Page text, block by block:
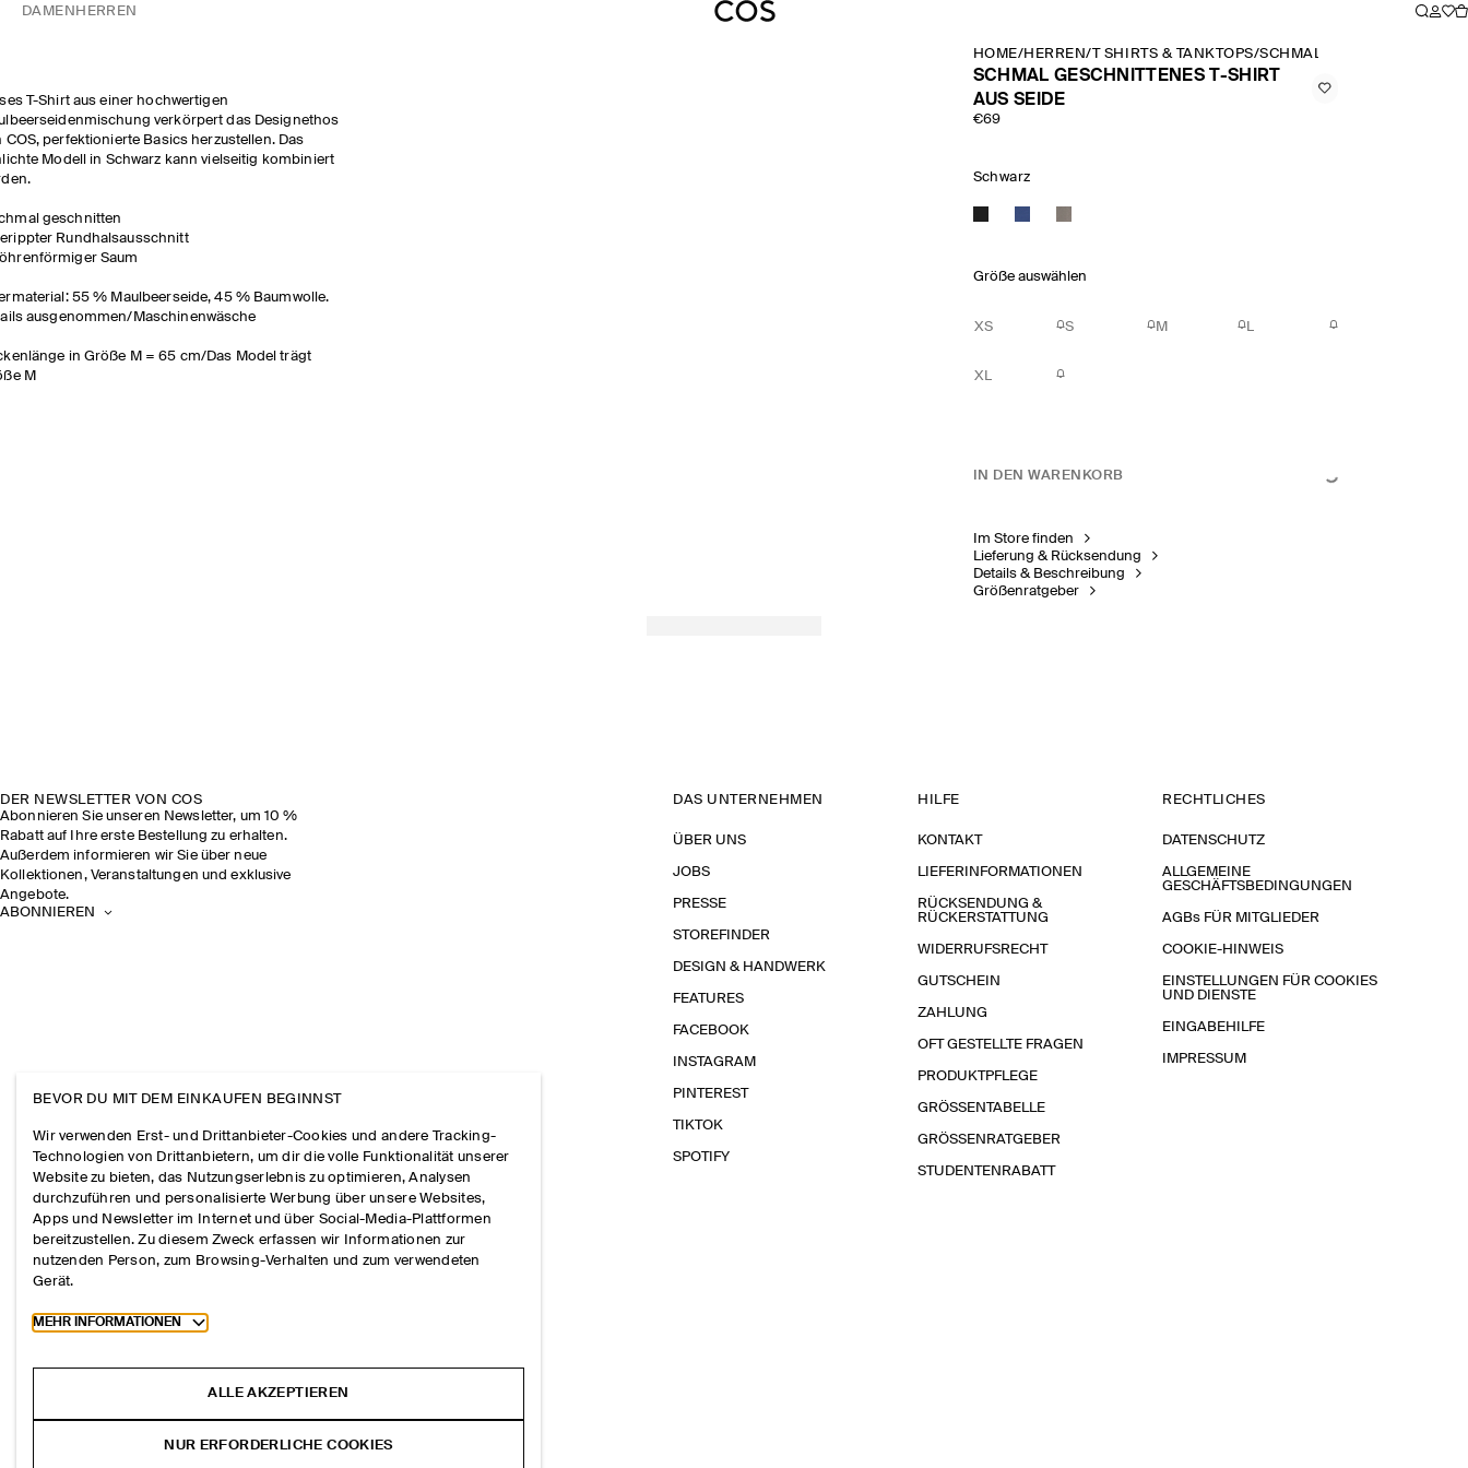
DAMEN HERREN
T-Shirt aus einer hochwertigen
verkörpert das Designethos
COS, perfektionierte Basics herzustellen. Das
Modell in Schwarz kann vielseitig kombiniert
geschnitten
Rundhalsausschnitt
Saum
55 % Maulbeerseide, 45 % Baumwolle.
ausgenommen/Maschinenwäsche
in Größe M = 65 cm/Das Model trägt
M
HOME/HERREN/T SHIRTS & TANKTOPS/SCHMAL GESCHNITTENES T
SCHMAL GESCHNITTENES T-SHIRT
AUS SEIDE
€69
Schwarz
Größe auswählen
XS S M L
XL
IN DEN WARENKORB
Im Store finden
Lieferung & Rücksendung
Details & Beschreibung
Größenratgeber
DER NEWSLETTER VON COS
Abonnieren Sie unseren Newsletter, um 10 %
Rabatt auf Ihre erste Bestellung zu erhalten.
Außerdem informieren wir Sie über neue
Kollektionen, Veranstaltungen und exklusive
Angebote.
ABONNIEREN
DAS UNTERNEHMEN
ÜBER UNS
JOBS
PRESSE
STOREFINDER
DESIGN & HANDWERK
FEATURES
FACEBOOK
INSTAGRAM
PINTEREST
TIKTOK
SPOTIFY
HILFE
KONTAKT
LIEFERINFORMATIONEN
RÜCKSENDUNG &
RÜCKERSTATTUNG
WIDERRUFSRECHT
GUTSCHEIN
ZAHLUNG
OFT GESTELLTE FRAGEN
PRODUKTPFLEGE
GRÖSSENTABELLE
GRÖSSENRATGEBER
STUDENTENRABATT
RECHTLICHES
DATENSCHUTZ
ALLGEMEINE
GESCHÄFTSBEDINGUNGEN
AGBs FÜR MITGLIEDER
COOKIE-HINWEIS
EINSTELLUNGEN FÜR COOKIES
UND DIENSTE
EINGABEHILFE
IMPRESSUM
BEVOR DU MIT DEM EINKAUFEN BEGINNST
Wir verwenden Erst- und Drittanbieter-Cookies und andere Tracking-
Technologien von Drittanbietern, um dir die volle Funktionalität unserer
Website zu bieten, das Nutzungserlebnis zu optimieren, Analysen
durchzuführen und personalisierte Werbung über unsere Websites,
Apps und Newsletter im Internet und über Social-Media-Plattformen
bereitzustellen. Zu diesem Zweck erfassen wir Informationen zur
nutzenden Person, zum Browsing-Verhalten und zum verwendeten
Gerät.
Toggle more cookie information
MEHR INFORMATIONEN
ALLE AKZEPTIEREN
NUR ERFORDERLICHE COOKIES